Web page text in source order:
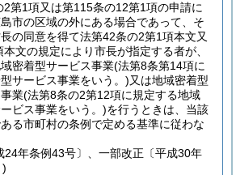
2第1項又は第115条の12第1項の申請に
市の区域の外にある場合であって、そ
の同意を得て法第42条の2第1項本文又
文の規定により市長が指定する者が、
密着型サービス事業(法第8条第14項に
サービス事業をいう。)又は地域密着型
業(法第8条の2第12項に規定する地域
ビス事業をいう。)を行うときは、当該
る市町村の条例で定める基準に従わな
24年条例43号〕、一部改正〔平成30年
)